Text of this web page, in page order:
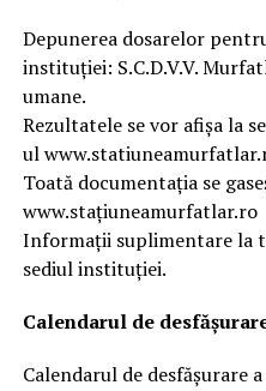
Depunerea dosarelor
instituţiei: S.C.D.V.V.
umane.
Rezultatele se vor afișa la
ul
Toată documentația se
www.stațiuneamurfatlar.ro
Informaţii suplimentare la
sediul instituţiei.
Calendarul de
Calendarul de desfăşurare